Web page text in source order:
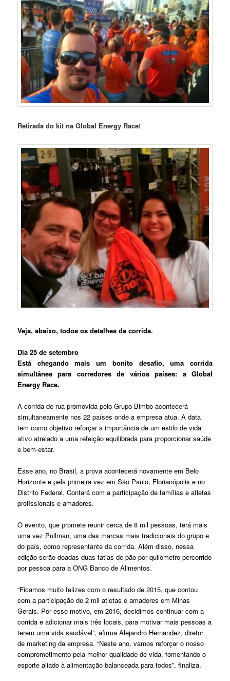
Retirada do kit na Global Energy Race!
Veja, abaixo, todos os detalhes da corrida.
Dia 25 de setembro
Está chegando mais um bonito desafio, uma corrida
simultânea para corredores de vários países: a Global
Energy Race.
A corrida de rua promovida pelo Grupo Bimbo acontecerá
simultaneamente nos 22 países onde a empresa atua. A data
tem como objetivo reforçar a importância de um estilo de vida
ativo atrelado a uma refeição equilibrada para proporcionar saúde
e bem-estar.
Esse ano, no Brasil, a prova acontecerá novamente em Belo
Horizonte e pela primeira vez em São Paulo, Florianópolis e no
Distrito Federal. Contará com a participação de famílias e atletas
profissionais e amadores.
O evento, que promete reunir cerca de 8 mil pessoas, terá mais
uma vez Pullman, uma das marcas mais tradicionais do grupo e
do país, como representante da corrida. Além disso, nessa
edição serão doadas duas fatias de pão por quilômetro percorrido
por pessoa para a ONG Banco de Alimentos.
“Ficamos muito felizes com o resultado de 2015, que contou
com a participação de 2 mil atletas e amadores em Minas
Gerais. Por esse motivo, em 2016, decidimos continuar com a
corrida e adicionar mais três locais, para motivar mais pessoas a
terem uma vida saudável”, afirma Alejandro Hernandez, diretor
de marketing da empresa. “Neste ano, vamos reforçar o nosso
comprometimento pela melhor qualidade de vida, fomentando o
esporte aliado à alimentação balanceada para todos”, finaliza.